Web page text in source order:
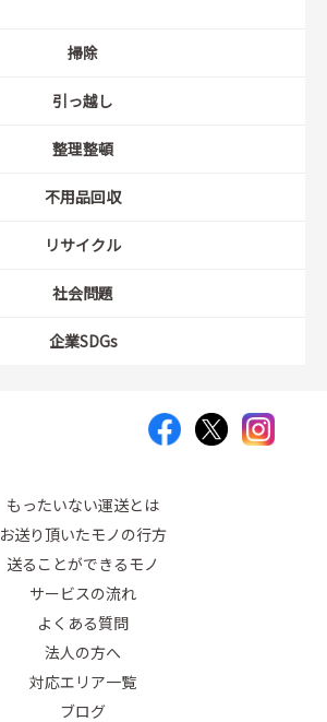
掃除
引っ越し
整理整頓
不用品回収
リサイクル
社会問題
企業SDGs
もったいない運送とは
お送り頂いたモノの行方
送ることができるモノ
サービスの流れ
よくある質問
法人の方へ
対応エリア一覧
ブログ